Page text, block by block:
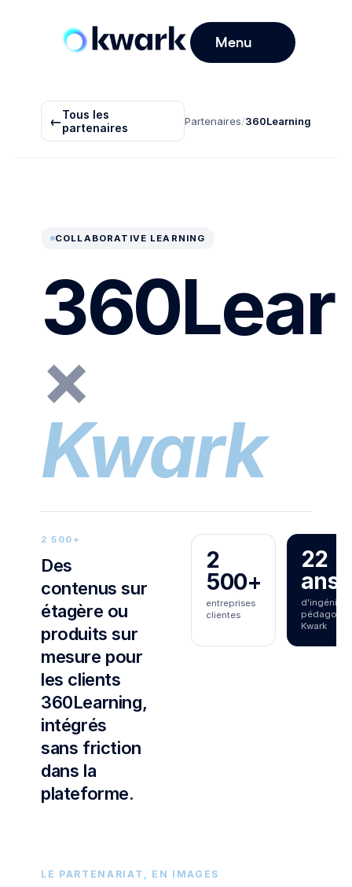
Menu
←Tous les
partenaires
Partenaires/360Learning
COLLABORATIVE LEARNING
×
Kwark
2 500+
Des
contenus sur
étagère ou
produits sur
mesure pour
les clients
360Learning,
intégrés
sans friction
dans la
plateforme.
2
500+
entreprises
clientes
22
ans
Kwark
LE PARTENARIAT, EN IMAGES
«
Quand
un
client
d'un
Le